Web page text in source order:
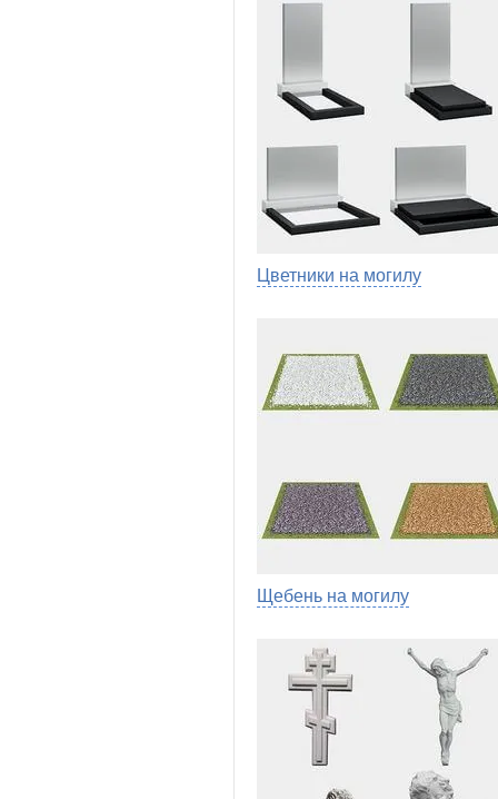
Цветники на могилу
Щебень на могилу